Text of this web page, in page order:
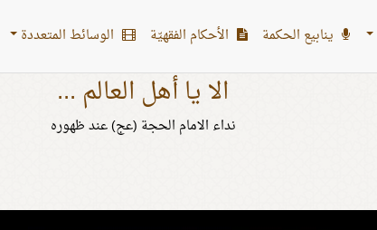
ينابيع الحكمة الأحکام الفقهیّة الوسائط المتعددة
الا يا أهل العالم ...
نداء الامام الحجة (عج) عند ظهوره